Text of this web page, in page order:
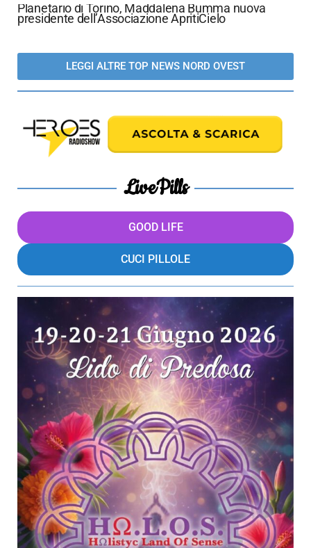
Planetario di Torino, Maddalena Bumma nuova
presidente dell’Associazione ApritiCielo
LEGGI ALTRE TOP NEWS NORD OVEST
LivePills
GOOD LIFE
CUCI PILLOLE